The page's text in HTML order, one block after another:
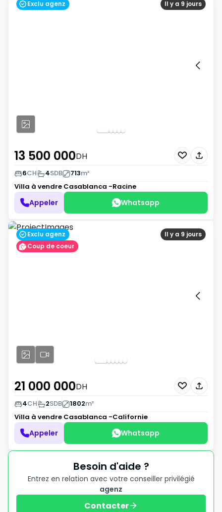
Il y a 9 jours
Exclu agenz
13 500 000DH
6CH 4SDB 713m²
Villa à vendre Casablanca -Racine
Appeler Whatsapp
Il y a 9 jours
Exclu agenz
Coup de coeur
21 000 000DH
4CH 2SDB 1802m²
Villa à vendre Casablanca -Californie
Appeler Whatsapp
Besoin d'aide ?
Entrez en relation avec votre conseiller privilégié
agenz
Contacter